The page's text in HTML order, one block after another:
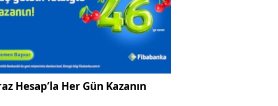
Hesap’la Her Gün Kazanın